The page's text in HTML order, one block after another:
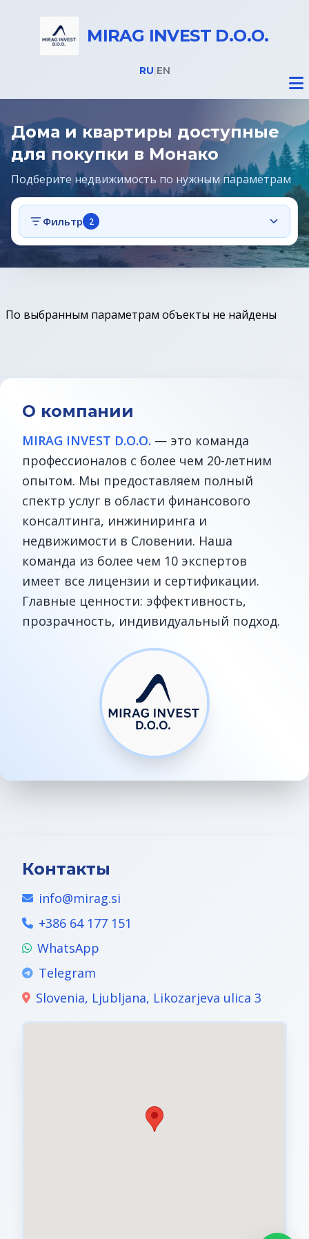
MIRAG INVEST D.O.O.
RU EN
Недвижимость
Все объекты
Дома на Бледе
Квартиры в Любляне
Квартиры у моря
Дома в Любляне
Фермы в Словении
Офисы в Любляне
Дома до € 100 000
ВНЖ в Словении
Дома и квартиры доступные
для покупки в Монако
Подберите недвижимость по нужным параметрам
Фильтр 2
По выбранным параметрам объекты не найдены
О компании
MIRAG INVEST D.O.O. — это команда
профессионалов с более чем 20-летним
опытом. Мы предоставляем полный
спектр услуг в области финансового
консалтинга, инжиниринга и
недвижимости в Словении. Наша
команда из более чем 10 экспертов
имеет все лицензии и сертификации.
Главные ценности: эффективность,
прозрачность, индивидуальный подход.
Контакты
info@mirag.si
+386 64 177 151
WhatsApp
Telegram
Slovenia, Ljubljana, Likozarjeva ulica 3